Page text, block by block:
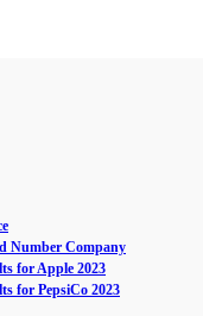
Number Company
for Apple 2023
for PepsiCo 2023